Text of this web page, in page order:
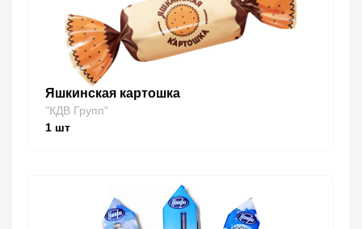
Яшкинская картошка
"КДВ Групп"
1 шт